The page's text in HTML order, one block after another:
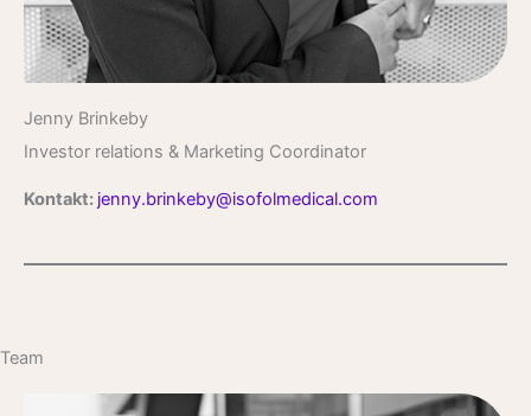
Jenny Brinkeby
Investor relations & Marketing Coordinator
Kontakt: jenny.brinkeby@isofolmedical.com
Team